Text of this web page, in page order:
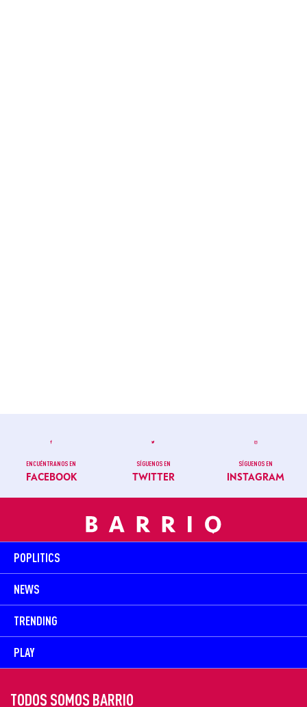
ENCUÉNTRANOS EN
FACEBOOK
SÍGUENOS EN
TWITTER
SÍGUENOS EN
INSTAGRAM
POPLITICS
NEWS
TRENDING
PLAY
TODOS SOMOS BARRIO